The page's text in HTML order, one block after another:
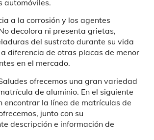
automóviles.
a la corrosión y los agentes
decolora ni presenta grietas,
del sustrato durante su vida
diferencia de otras placas de menor
en el mercado.
ofrecemos una gran variedad
de aluminio. En el siguiente
encontrar la línea de matrículas de
junto con su
descripción e información de